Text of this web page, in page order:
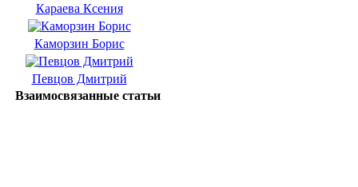
Караева Ксения
Каморзин Борис
Певцов Дмитрий
Взаимосвязанные статьи